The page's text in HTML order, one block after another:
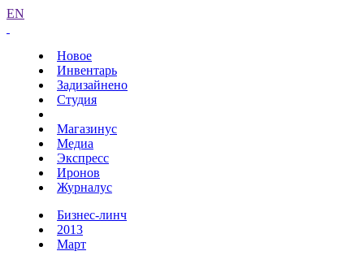
EN
Новое
Инвентарь
Задизайнено
Студия
Магазинус
Медиа
Экспресс
Иронов
Журналус
Бизнес-линч
2013
Март